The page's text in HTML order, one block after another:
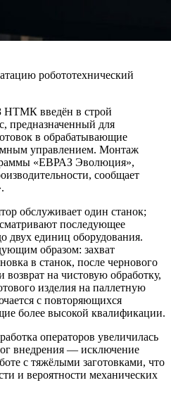
робототехнический
НТМК введён в строй
предназначенный для
в обрабатывающие
управлением. Монтаж
«ЕВРАЗ Эволюция»,
сообщает
обслуживает один станок;
последующее
двух единиц оборудования.
образом: захват
в станок, после чернового
на чистовую обработку,
изделия на паллетную
с повторяющихся
более высокой квалификации.
операторов увеличилась
внедрения — исключение
с тяжёлыми заготовками, что
и вероятности механических